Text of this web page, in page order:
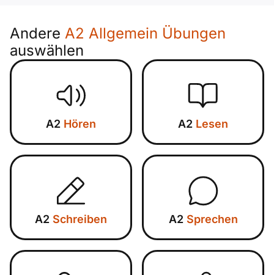
Andere A2 Allgemein Übungen
auswählen
A2 Hören A2 Lesen
A2 Schreiben A2 Sprechen